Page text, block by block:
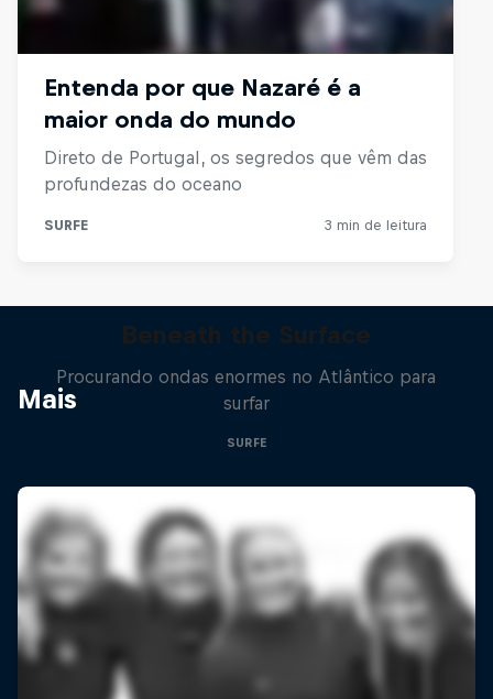
Mais
Beneath the Surface
Procurando ondas enormes no Atlântico para
surfar
SURFE